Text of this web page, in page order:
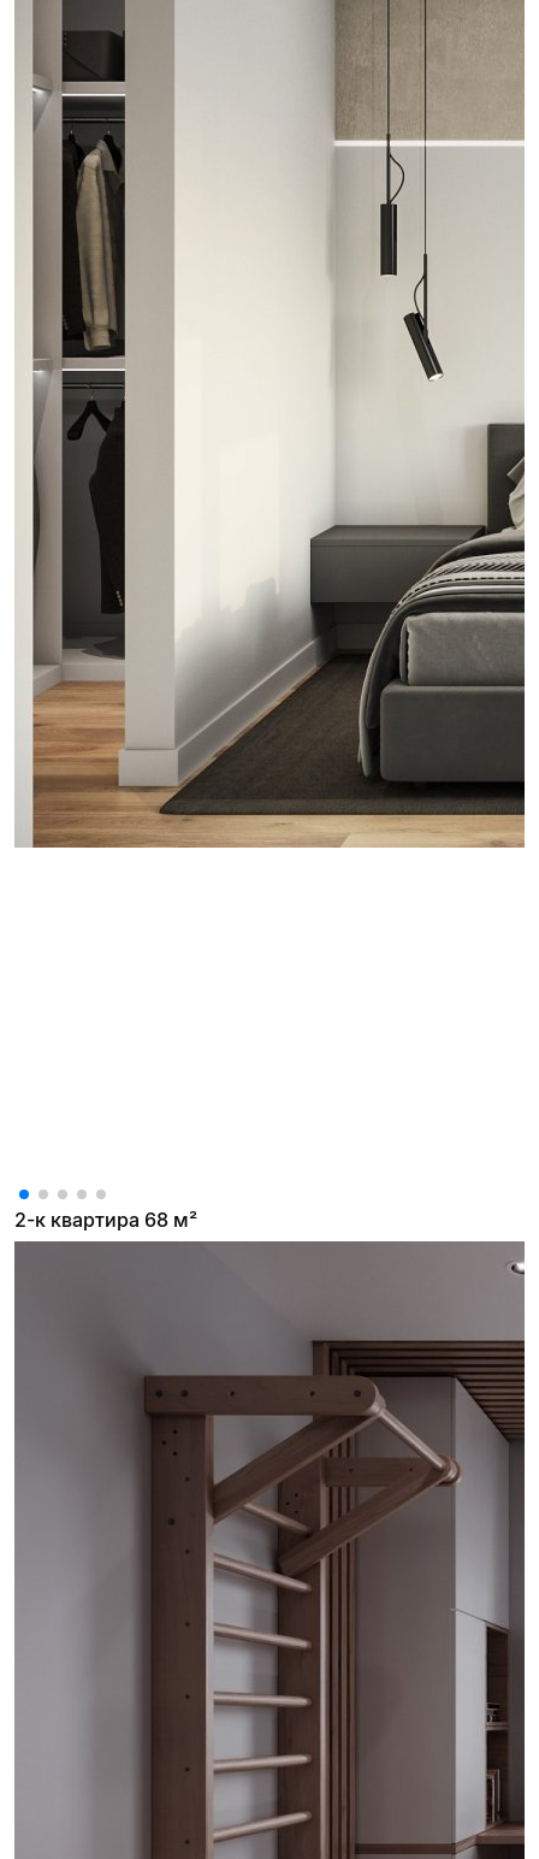
2-к квартира 68 м²